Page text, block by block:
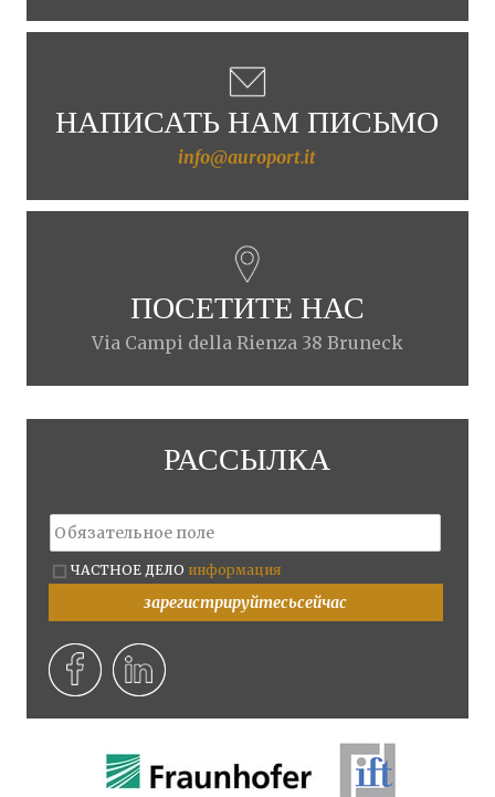
НАПИСАТЬ НАМ ПИСЬМО
info@auroport.it
ПОСЕТИТЕ НАС
Via Campi della Rienza 38 Bruneck
РАССЫЛКА
ЧАСТНОЕ ДЕЛО информация
зарегистрируйтесьсейчас